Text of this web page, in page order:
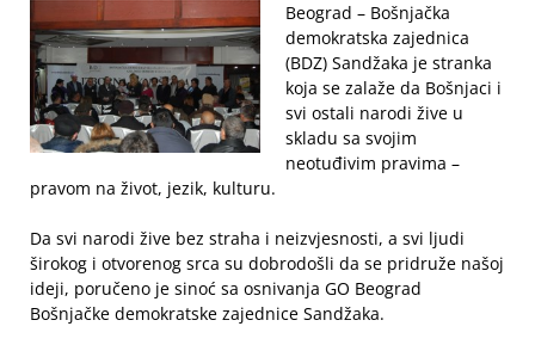
Beograd – Bošnjačka
demokratska zajednica
(BDZ) Sandžaka je stranka
koja se zalaže da Bošnjaci i
svi ostali narodi žive u
skladu sa svojim
neotuđivim pravima –
pravom na život, jezik, kulturu.
Da svi narodi žive bez straha i neizvjesnosti, a svi ljudi
širokog i otvorenog srca su dobrodošli da se pridruže našoj
ideji, poručeno je sinoć sa osnivanja GO Beograd
Bošnjačke demokratske zajednice Sandžaka.